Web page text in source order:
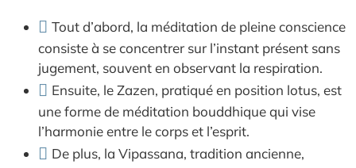
Tout d’abord, la méditation de pleine conscience
consiste à se concentrer sur l’instant présent sans
jugement, souvent en observant la respiration.
Ensuite, le Zazen, pratiqué en position lotus, est
une forme de méditation bouddhique qui vise
l’harmonie entre le corps et l’esprit.
De plus, la Vipassana, tradition ancienne,